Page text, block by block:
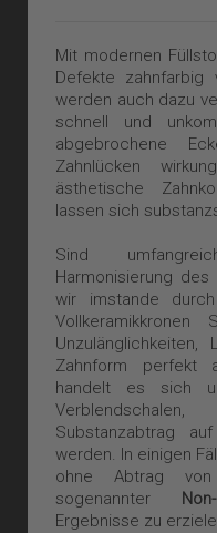
Mit modernen
Defekte zahnfarbig
werden auch dazu
schnell und
abgebrochene
Zahnlücken
ästhetische
lassen sich
Sind
Harmonisierung
wir imstande durch
Vollkeramikkronen
Zahnform perfekt
handelt es sich
Substanzabtrag
werden. In einigen
ohne Abtrag
sogenannter
Ergebnisse zu